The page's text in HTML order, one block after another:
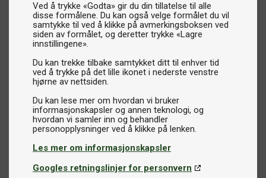
Ved å trykke «Godta» gir du din tillatelse til alle
disse formålene. Du kan også velge formålet du vil
samtykke til ved å klikke på avmerkingsboksen ved
siden av formålet, og deretter trykke «Lagre
innstillingene».
Du kan trekke tilbake samtykket ditt til enhver tid
ved å trykke på det lille ikonet i nederste venstre
hjørne av nettsiden.
Du kan lese mer om hvordan vi bruker
informasjonskapsler og annen teknologi, og
hvordan vi samler inn og behandler
Les mer om informasjonskapsler
Googles retningslinjer for personvern